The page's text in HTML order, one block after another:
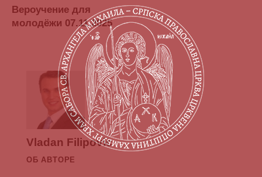
Вероучение для
молодёжи 07.11.2025
Vladan Filipovic
ОБ АВТОРЕ